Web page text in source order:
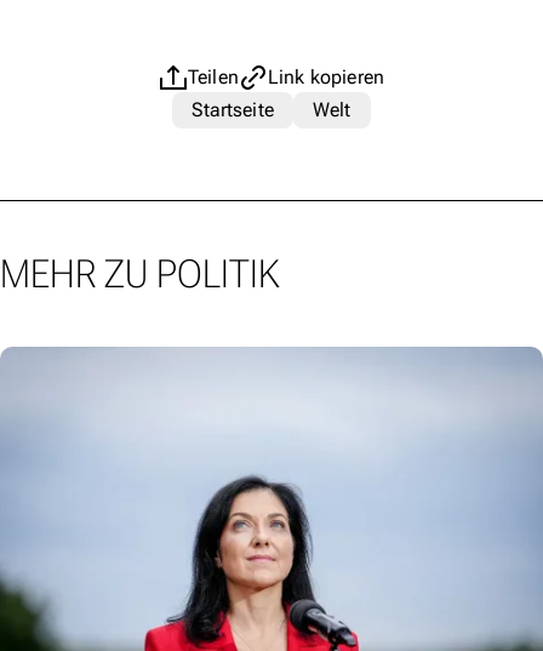
Teilen
Link kopieren
Startseite
Welt
MEHR ZU POLITIK